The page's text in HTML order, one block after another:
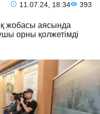
11.07.24, 18:34 393
жобасы аясында
орны қолжетімді